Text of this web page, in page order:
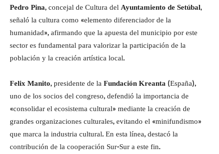
Pedro Pina, concejal de Cultura delAyuntamiento de Setúbal,
señaló la cultura como «elemento diferenciador de la
humanidad», afirmando que la apuesta del municipio por este
sector es fundamental para valorizar la participación de la
población y la creación artística local.
Felix Manito, presidente de laFundación Kreanta(España),
uno de los socios del congreso, defendió la importancia de
«consolidar el ecosistema cultural» mediante la creación de
grandes organizaciones culturales, evitando el «minifundismo»
que marca la industria cultural. En esta línea, destacó la
contribución de la cooperación Sur-Sur a este fin.